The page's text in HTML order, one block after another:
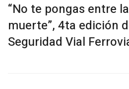
“No te pongas entre
muerte”, 4ta edición
Seguridad Vial